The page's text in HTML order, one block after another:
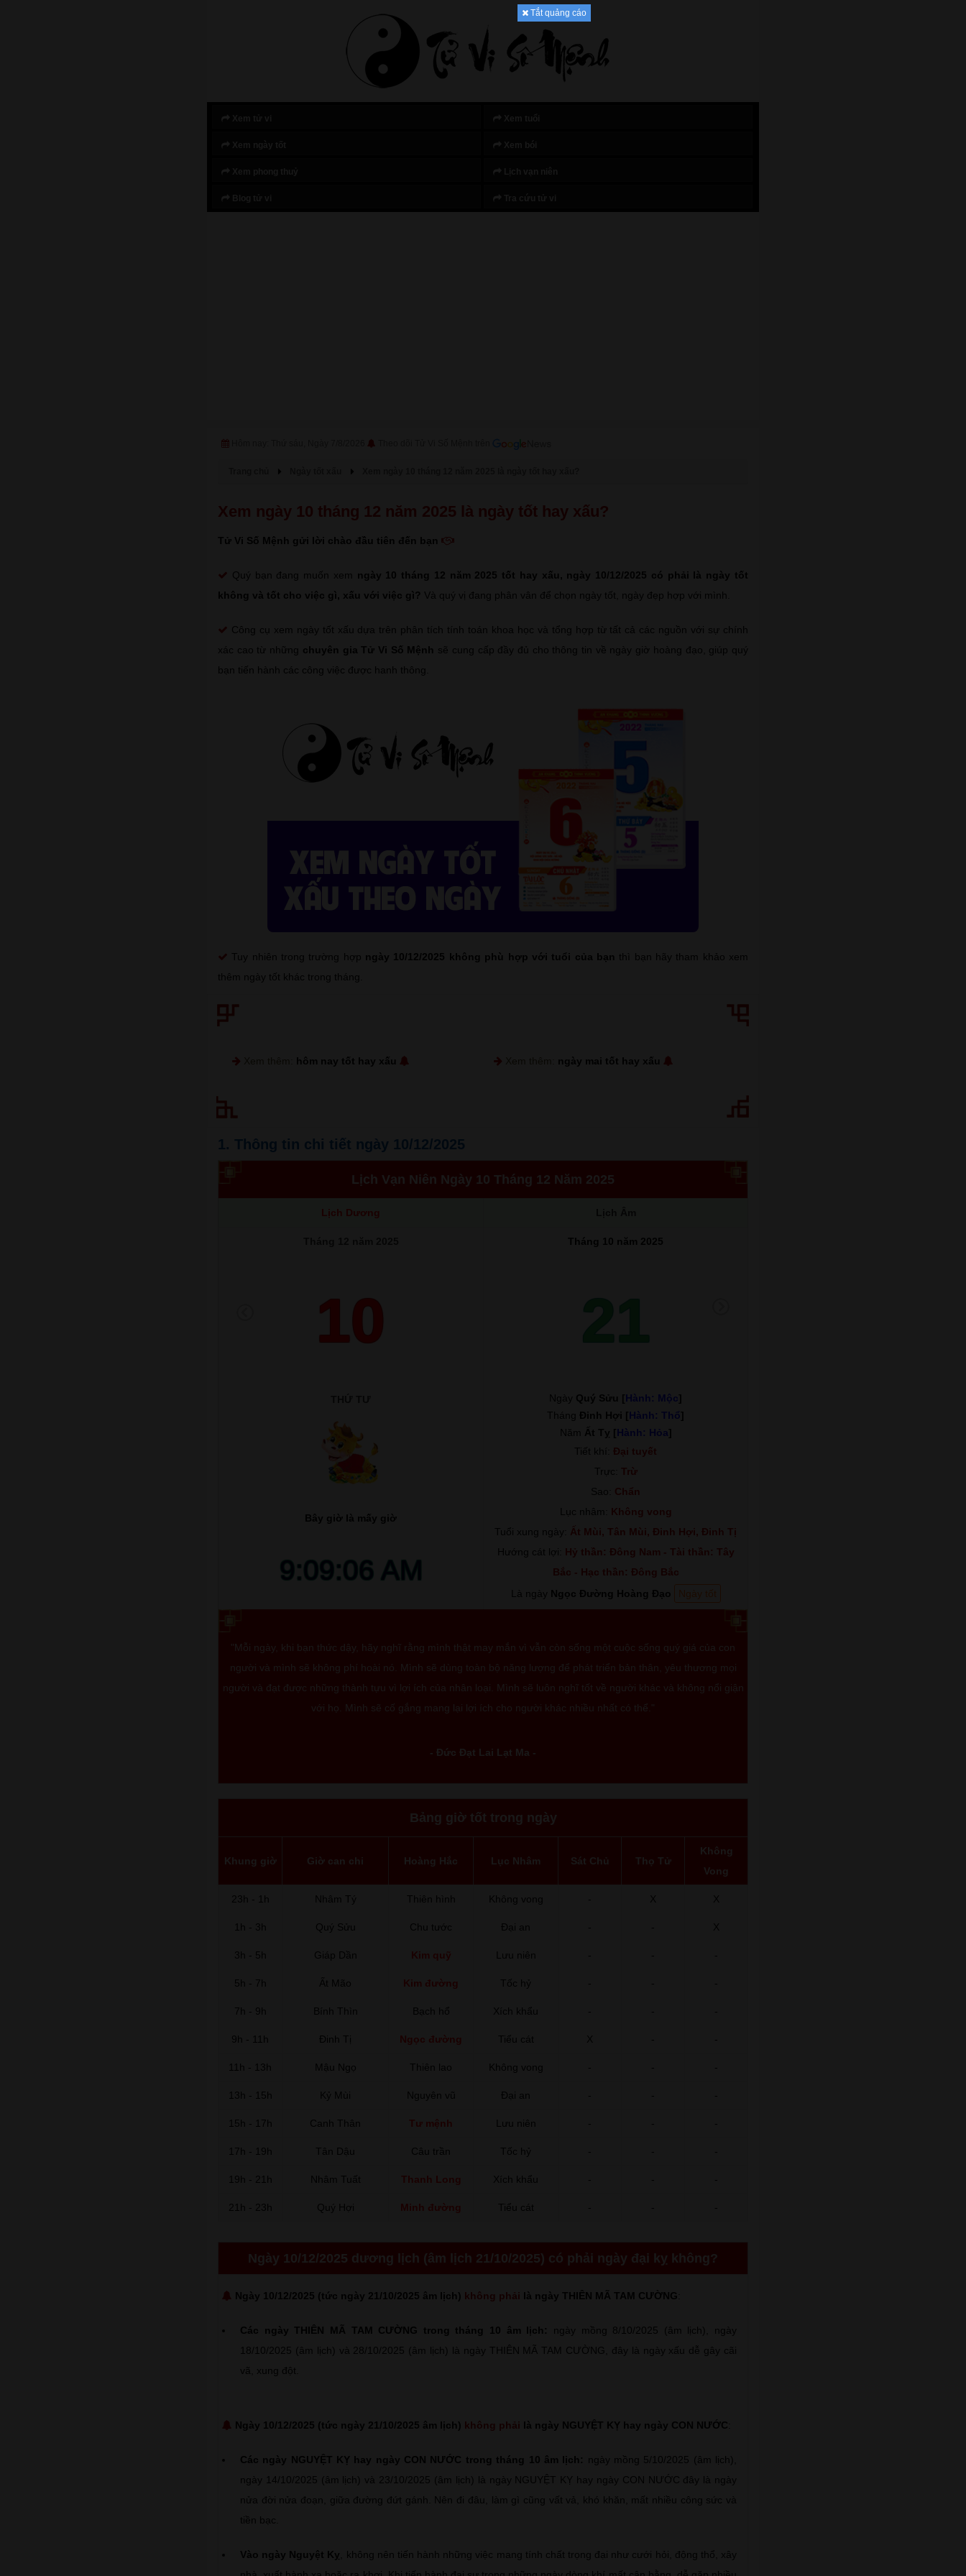
Tắt quảng cáo
Xem ngày 10 tháng 12 năm 2025 là ngày tốt hay xấu?
Tử Vi Số Mệnh gửi lời chào đầu tiên đến bạn
Quý bạn đang muốn xem ngày 10 tháng 12 năm 2025 tốt hay xấu, ngày 10/12/2025 có phải là ngày tốt
không và tốt cho việc gì, xấu với việc gì? Và quý vị đang phân vân để chọn ngày tốt, ngày đẹp hợp với mình.
Công cụ xem ngày tốt xấu dựa trên phân tích tính toán khoa học và tổng hợp từ tất cả các nguồn với sự chính
xác cao từ những chuyên gia Tử Vi Số Mệnh sẽ cung cấp đầy đủ cho thông tin về ngày giờ hoàng đạo, giúp quý
bạn tiến hành các công việc được hanh thông.
Tuy nhiên trong trường hợp ngày 10/12/2025 không phù hợp với tuổi của bạn thì bạn hãy tham khảo xem
thêm ngày tốt khác trong tháng.
hôm nay tốt hay xấu ngày mai tốt hay xấu
1. Thông tin chi tiết ngày 10/12/2025
Lịch Vạn Niên Ngày 10 Tháng 12 Năm 2025
Lịch Dương
Tháng 10 năm 2025
10 21
Bây giờ là mấy giờ
9:09:07 AM
Ngày Quý Sửu [Hành: Mộc]
Tháng Đinh Hợi [Hành: Thổ]
Năm Ất Tỵ [Hành: Hỏa]
Tiết khí: Đại tuyết
Trực: Trừ
Sao: Chẩn
Lục nhâm: Không vong
Tuổi xung ngày: Ất Mùi, Tân Mùi, Đinh Hợi, Đinh Tị
Hướng cát lợi: Hỷ thần: Đông Nam - Tài thần: Tây
Bắc - Hạc thần: Đông Bắc
Là ngày Ngọc Đường Hoàng Đạo Ngày tốt
"Mỗi ngày, khi bạn thức dậy, hãy nghĩ rằng mình thật may mắn vì vẫn còn sống một cuộc sống quý giá của con
người và mình sẽ không phí hoài nó. Mình sẽ dùng toàn bộ năng lượng để phát triển bản thân, yêu thương mọi
người và đạt được những thành tựu vì lợi ích của nhân loại. Mình sẽ luôn nghĩ tốt về người khác và không nổi giận
với họ. Mình sẽ cố gắng mang lại lợi ích cho người khác nhiều nhất có thể."
- Đức Đạt Lai Lạt Ma -
Bảng giờ tốt trong ngày
Khung giờ Giờ can chi Hoàng Hắc Lục Nhâm Sát Chủ Thọ Tử
Không
Vong
23h - 1h Nhâm Tý Thiên hình Không vong - X X
1h - 3h Quý Sửu Chu tước Đại an - - X
3h - 5h Giáp Dần Kim quỹ Lưu niên - - -
5h - 7h Ất Mão Kim đường Tốc hỷ - - -
7h - 9h Bính Thìn Bạch hổ Xích khẩu - - -
9h - 11h Đinh Tị Ngọc đường Tiểu cát X - -
11h - 13h Mậu Ngọ Thiên lao Không vong - - -
13h - 15h Kỷ Mùi Nguyên vũ Đại an - - -
15h - 17h Canh Thân Tư mệnh Lưu niên - - -
17h - 19h Tân Dậu Câu trần Tốc hỷ - - -
19h - 21h Nhâm Tuất Thanh Long Xích khẩu - - -
21h - 23h Quý Hợi Minh đường Tiểu cát - - -
Ngày 10/12/2025 dương lịch (âm lịch 21/10/2025) có phải ngày đại kỵ không?
Ngày 10/12/2025 (tức ngày 21/10/2025 âm lịch) không phải là ngày THIÊN MÃ TAM CƯỜNG
Các ngày THIÊN MÃ TAM CƯỜNG trong tháng 10 âm lịch:
ngày mồng 8/10/2025 (âm lịch), ngày
18/10/2025 (âm lịch) và 28/10/2025 (âm lịch) là ngày THIÊN MÃ TAM CƯỜNG, đây là ngày xấu dễ gây cãi
vã, xung đột.
Ngày 10/12/2025 (tức ngày 21/10/2025 âm lịch) không phải là ngày NGUYỆT KỴ hay ngày CON NƯỚC
Các ngày NGUYỆT KỴ hay ngày CON NƯỚC trong tháng 10 âm lịch: ngày mồng 5/10/2025 (âm lịch),
ngày 14/10/2025 (âm lịch) và 23/10/2025 (âm lịch) là ngày NGUYỆT KỴ hay ngày CON NƯỚC đây là ngày
nửa đời nửa đoạn, giữa đường đứt gánh. Nên đi đâu, làm gì cũng vất vả, khó khăn, mất nhiều công sức và
tiền bạc.
Vào ngày Nguyệt Kỵ , không nên tiến hành những việc mang tính chất trọng đại như cưới hỏi, động thổ, xây